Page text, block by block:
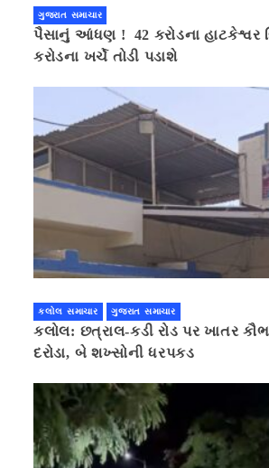
ગુજરાત સમાચાર
પૈસાનું આંધણ ! 42 કરોડના હાટકેશ્વર
કરોડના ખર્ચે તોડી પડાશે
કલોલ સમાચાર ગુજરાત સમાચાર
કલોલ: છત્રાલ-કડી રોડ પર ખાતર
દરોડા, બે શખ્સોની ધરપકડ